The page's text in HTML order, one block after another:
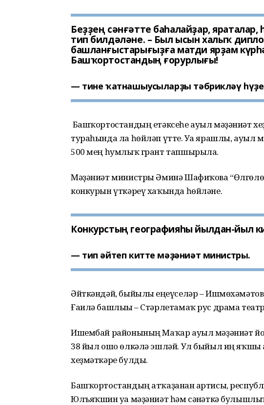
Беҙҙең сәнғәтте баһалайҙар, яраталар,
тип билдәләне. – Был ысын халыҡ
башланғыстарығыҙға матди ярҙам
Башҡортостандың ғорурлығы!
тине ҡатнашыусыларҙы тәбрикләү
Башҡортостандың етәксеһе ауыл мәҙәниәт
тураһында ла һөйләп үтте. Уға ярашлы, ауыл
500 мең һумлыҡ грант тапшырыла.
Мәҙәниәт министры Әминә Шафиҡова “Өлгөлө
конкурын үткәреү хаҡында һөйләне.
Конкурстың географияһы йылдан-йыл
тип әйтеп китте мәҙәниәт министры.
Әйткәндәй, быйылғы еңеүселәр –
Ғаилә башлығы – Стәрлетамаҡ рус драма
Ишембай районының Маҡар ауыл мәҙәниәт
38 йыл ошо өлкәлә эшләй. Ул быйыл иң яҡшы
хеҙмәткәре булды.
Башҡортостандың атҡаҙанған артисы,
Юлъяҡшин уға мәҙәниәт һәм сәнғәткә